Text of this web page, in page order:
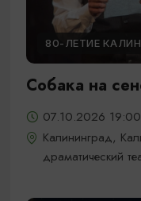
80-ЛЕТИЕ
Собака на
07.10.2026 19:00
Калининград,
драматический